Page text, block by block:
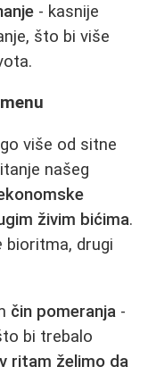
- kasnije
što bi više
više od sitne
našeg
živim bićima.
bioritma, drugi
čin pomeranja -
bi trebalo
ritam želimo da